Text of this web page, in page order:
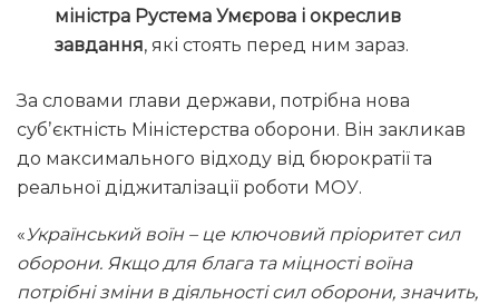
міністра Рустема Умєрова і окреслив
завдання, які стоять перед ним зараз.
За словами глави держави, потрібна нова
субʼєктність Міністерства оборони. Він закликав
до максимального відходу від бюрократії та
реальної діджиталізації роботи МОУ.
«Український воїн – це ключовий пріоритет сил
оборони. Якщо для блага та міцності воїна
потрібні зміни в діяльності сил оборони, значить,